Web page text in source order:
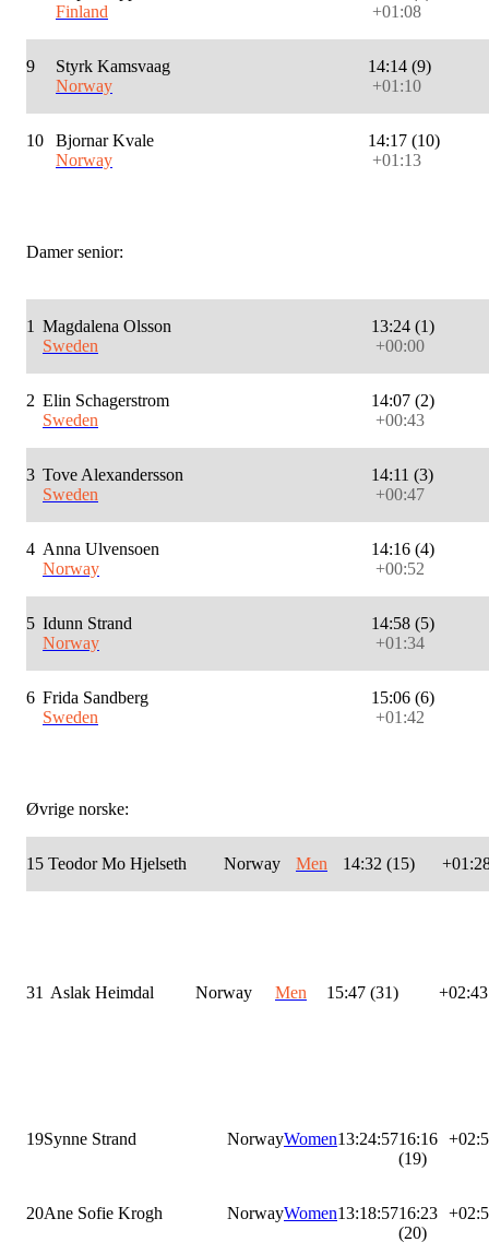
Finland
+01:08
9
Styrk Kamsvaag
Norway
14:14 (9)
+01:10
10
Bjornar Kvale
Norway
14:17 (10)
+01:13
Damer senior:
1 Magdalena Olsson
Sweden
13:24 (1)
+00:00
2 Elin Schagerstrom
Sweden
14:07 (2)
+00:43
3 Tove Alexandersson
Sweden
14:11 (3)
+00:47
4 Anna Ulvensoen
Norway
14:16 (4)
+00:52
5 Idunn Strand
Norway
14:58 (5)
+01:34
6 Frida Sandberg
Sweden
15:06 (6)
+01:42
Øvrige norske:
15 Teodor Mo Hjelseth Norway Men 14:32 (15)
31 Aslak Heimdal Norway Men 15:47 (31) +02:43
19Synne Strand NorwayWomen13:24:5716:16
(19)
20Ane Sofie Krogh NorwayWomen13:18:5716:23
(20)